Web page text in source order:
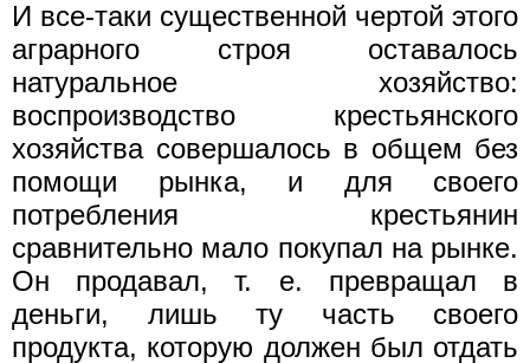
И все-таки существенной чертой этого
аграрного строя оставалось
натуральное хозяйство:
воспроизводство крестьянского
хозяйства совершалось в общем без
помощи рынка, и для своего
потребления крестьянин
сравнительно мало покупал на рынке.
Он продавал, т. е. превращал в
деньги, лишь ту часть своего
продукта, которую должен был отдать